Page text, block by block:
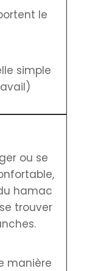
le
simple
ou se
hamac
trouver
manière